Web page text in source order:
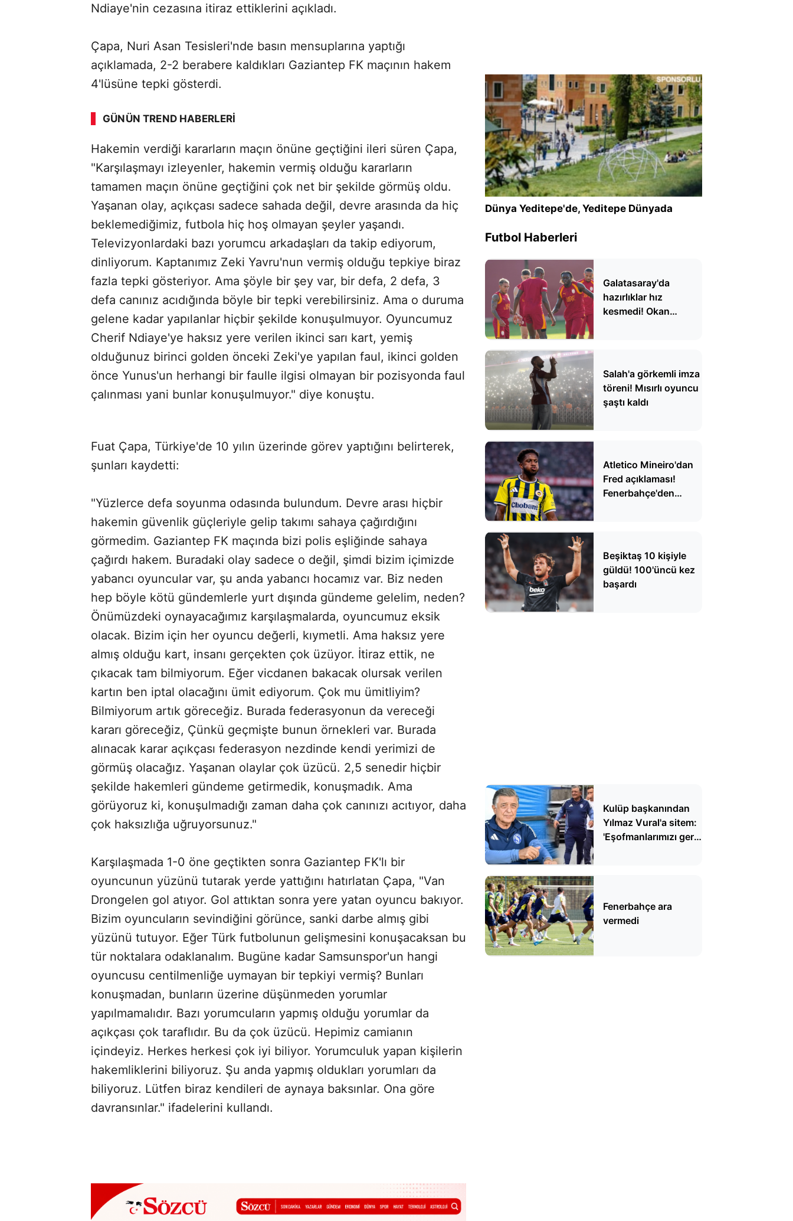
Ndiaye'nin cezasına itiraz ettiklerini açıkladı.
Çapa, Nuri Asan Tesisleri'nde basın mensuplarına yaptığı
açıklamada, 2-2 berabere kaldıkları Gaziantep FK maçının hakem
4'lüsüne tepki gösterdi.
GÜNÜN TREND HABERLERI
Hakemin verdiği kararların maçın önüne geçtiğini ileri süren Çapa,
"Karşılaşmayı izleyenler, hakemin vermiş olduğu kararların
tamamen maçın önüne geçtiğini çok net bir şekilde görmüş oldu.
Yaşanan olay, açıkçası sadece sahada değil, devre arasında da hiç
beklemediğimiz, futbola hiç hoş olmayan şeyler yaşandı.
Televizyonlardaki bazı yorumcu arkadaşları da takip ediyorum,
dinliyorum. Kaptanımız Zeki Yavru'nun vermiş olduğu tepkiye biraz
fazla tepki gösteriyor. Ama şöyle bir şey var, bir defa, 2 defa, 3
defa canınız acıdığında böyle bir tepki verebilirsiniz. Ama o duruma
gelene kadar yapılanlar hiçbir şekilde konuşulmuyor. Oyuncumuz
Cherif Ndiaye'ye haksız yere verilen ikinci sarı kart, yemiş
olduğunuz birinci golden önceki Zeki'ye yapılan faul, ikinci golden
önce Yunus'un herhangi bir faulle ilgisi olmayan bir pozisyonda faul
çalınması yani bunlar konuşulmuyor." diye konuştu.
Fuat Çapa, Türkiye'de 10 yılın üzerinde görev yaptığını belirterek,
şunları kaydetti:
"Yüzlerce defa soyunma odasında bulundum. Devre arası hiçbir
hakemin güvenlik güçleriyle gelip takımı sahaya çağırdığını
görmedim. Gaziantep FK maçında bizi polis eşliğinde sahaya
çağırdı hakem. Buradaki olay sadece o değil, şimdi bizim içimizde
yabancı oyuncular var, şu anda yabancı hocamız var. Biz neden
hep böyle kötü gündemlerle yurt dışında gündeme gelelim, neden?
Önümüzdeki oynayacağımız karşılaşmalarda, oyuncumuz eksik
olacak. Bizim için her oyuncu değerli, kıymetli. Ama haksız yere
almış olduğu kart, insanı gerçekten çok üzüyor. İtiraz ettik, ne
çıkacak tam bilmiyorum. Eğer vicdanen bakacak olursak verilen
kartın ben iptal olacağını ümit ediyorum. Çok mu ümitliyim?
Bilmiyorum artık göreceğiz. Burada federasyonun da vereceği
kararı göreceğiz, Çünkü geçmişte bunun örnekleri var. Burada
alınacak karar açıkçası federasyon nezdinde kendi yerimizi de
görmüş olacağız. Yaşanan olaylar çok üzücü. 2,5 senedir hiçbir
şekilde hakemleri gündeme getirmedik, konuşmadık. Ama
görüyoruz ki, konuşulmadığı zaman daha çok canınızı acıtıyor, daha
çok haksızlığa uğruyorsunuz."
Karşılaşmada 1-0 öne geçtikten sonra Gaziantep FK'lı bir
oyuncunun yüzünü tutarak yerde yattığını hatırlatan Çapa, "Van
Drongelen gol atıyor. Gol attıktan sonra yere yatan oyuncu bakıyor.
Bizim oyuncuların sevindiğini görünce, sanki darbe almış gibi
yüzünü tutuyor. Eğer Türk futbolunun gelişmesini konuşacaksan bu
tür noktalara odaklanalım. Bugüne kadar Samsunspor'un hangi
oyuncusu centilmenliğe uymayan bir tepkiyi vermiş? Bunları
konuşmadan, bunların üzerine düşünmeden yorumlar
yapılmamalıdır. Bazı yorumcuların yapmış olduğu yorumlar da
açıkçası çok taraflıdır. Bu da çok üzücü. Hepimiz camianın
içindeyiz. Herkes herkesi çok iyi biliyor. Yorumculuk yapan kişilerin
hakemliklerini biliyoruz. Şu anda yapmış oldukları yorumları da
biliyoruz. Lütfen biraz kendileri de aynaya baksınlar. Ona göre
davransınlar." ifadelerini kullandı.
Dünya Yeditepe'de, Yeditepe Dünyada
Futbol Haberleri
Galatasaray'da
hazırlıklar hız
kesmedi! Okan
Salah'a görkemli imza
töreni! Mısırlı oyuncu
şaştı kaldı
Atletico Mineiro'dan
Fred açıklaması!
Fenerbahçe'den
Beşiktaş 10 kişiyle
güldü! 100'üncü kez
başardı
Kulüp başkanından
Yılmaz Vural'a sitem:
'Eşofmanlarımızı geri
Fenerbahçe ara
vermedi